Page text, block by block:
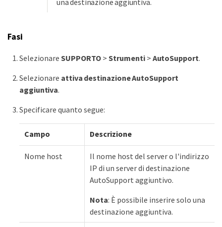
Fasi
Selezionare SUPPORTO >Strumenti> AutoSupport.
Selezionare attiva destinazione AutoSupport
aggiuntiva.
Specificare quanto segue:
Campo Descrizione
Nome host
Il nome host del server o l'indirizzo
IP di un server di destinazione
AutoSupport aggiuntivo.
Nota: È possibile inserire solo una
destinazione aggiuntiva.